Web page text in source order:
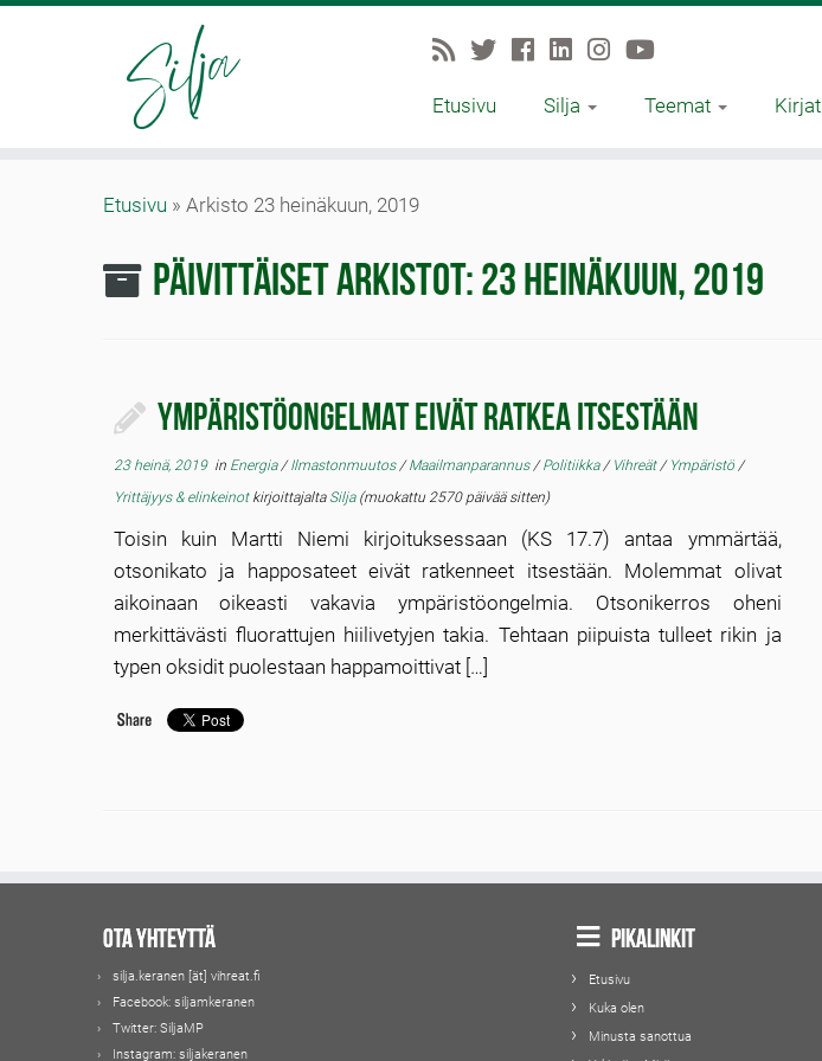
Etusivu Silja Teemat Kirjat
Etusivu » Arkisto 23 heinäkuun, 2019
Päivittäiset arkistot: 23 heinäkuun, 2019
Ympäristöongelmat eivät ratkea itsestään
23 heinä, 2019in Energia/Ilmastonmuutos/Maailmanparannus/Politiikka/ Vihreät/ Ympäristö /
Yrittäjyys & elinkeinot kirjoittajalta Silja(muokattu 2570 päivää sitten)
Toisin kuin Martti Niemi kirjoituksessaan (KS 17.7) antaa ymmärtää,
otsonikato ja happosateet eivät ratkenneet itsestään. Molemmat olivat
aikoinaan oikeasti vakavia ympäristöongelmia. Otsonikerros oheni
merkittävästi fluorattujen hiilivetyjen takia. Tehtaan piipuista tulleet rikin ja
typen oksidit puolestaan happamoittivat […]
Ota yhteyttä
silja.keranen [ät] vihreat.fi
Facebook: siljamkeranen
Twitter: SiljaMP
Instagram: siljakeranen
Pikalinkit
Etusivu
Kuka olen
Minusta sanottua